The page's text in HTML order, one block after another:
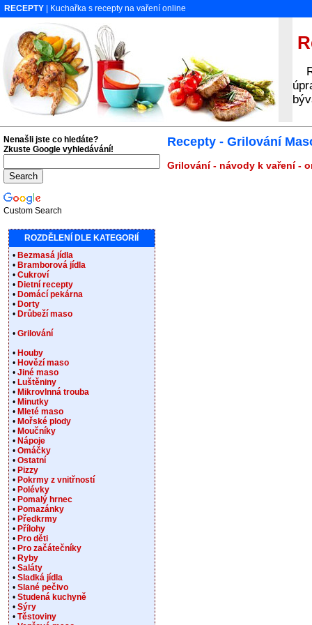
RECEPTY | Kuchařka s recepty na vaření online
Recepty - Grilování
Grilování - návody k vaření -
Nenašli jste co hledáte?
Zkuste Google vyhledávání!
Custom Search
ROZDĚLENÍ DLE KATEGORIÍ
• Bezmasá jídla
• Bramborová jídla
• Cukroví
• Dietní recepty
• Domácí pekárna
• Dorty
• Drůbeží maso
• Grilování
• Houby
• Hovězí maso
• Jiné maso
• Luštěniny
• Mikrovlnná trouba
• Minutky
• Mleté maso
• Mořské plody
• Moučníky
• Nápoje
• Omáčky
• Ostatní
• Pizzy
• Pokrmy z vnitřností
• Polévky
• Pomalý hrnec
• Pomazánky
• Předkrmy
• Přílohy
• Pro děti
• Pro začátečníky
• Ryby
• Saláty
• Sladká jídla
• Slané pečivo
• Studená kuchyně
• Sýry
• Těstoviny